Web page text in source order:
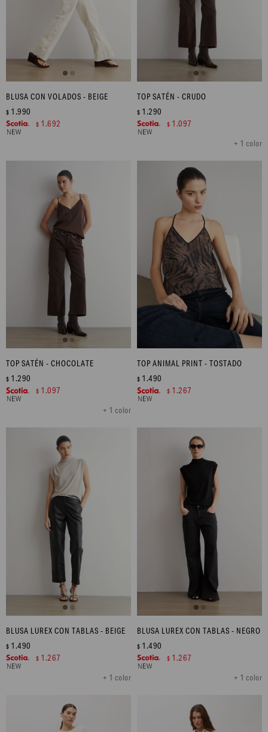
BLUSA CON VOLADOS - BEIGE
$ 1.990
$ 1.692
TOP SATÉN - CRUDO
+ 1 color
$ 1.290
$ 1.097
TOP SATÉN - CHOCOLATE
+ 1 color
$ 1.290
$ 1.097
TOP ANIMAL PRINT - TOSTADO
$ 1.490
$ 1.267
BLUSA LUREX CON TABLAS - BEIGE
+ 1 color
$ 1.490
$ 1.267
BLUSA LUREX CON TABLAS - NEGRO
+ 1 color
$ 1.490
$ 1.267